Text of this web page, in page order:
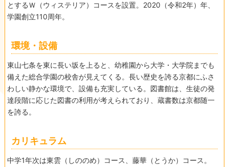
とするＷ（ウィステリア）コースを設置。2020（令和2年）年、
学園創立110周年。
環境・設備
東山七条を東に長い坂を上ると、幼稚園から大学・大学院までも
備えた総合学園の校舎が見えてくる。長い歴史を誇る京都にふさ
わしい静かな環境で、設備も充実している。図書館は、生徒の発
達段階に応じた図書の利用が考えられており、蔵書数は京都随一
を誇る。
カリキュラム
中学1年次は東雲（しののめ）コース、藤華（とうか）コース。